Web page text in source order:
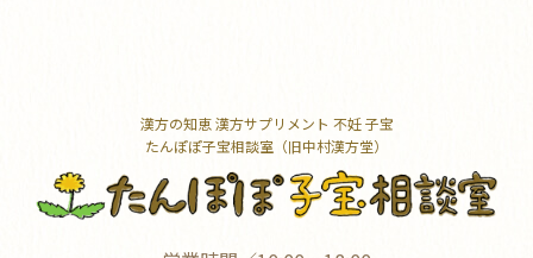
漢方の知恵 漢方サプリメント 不妊 子宝
たんぽぽ子宝相談室（旧中村漢方堂）